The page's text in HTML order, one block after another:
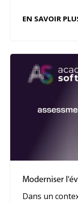
EN SAVOIR
Moderniser
Dans un